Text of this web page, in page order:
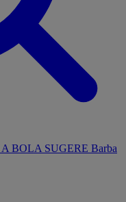
A BOLA SUGERE Barba